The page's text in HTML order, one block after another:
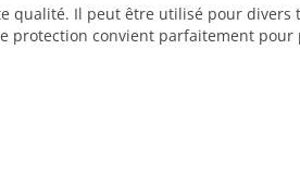
qualité. Il peut être utilisé pour divers
protection convient parfaitement pour